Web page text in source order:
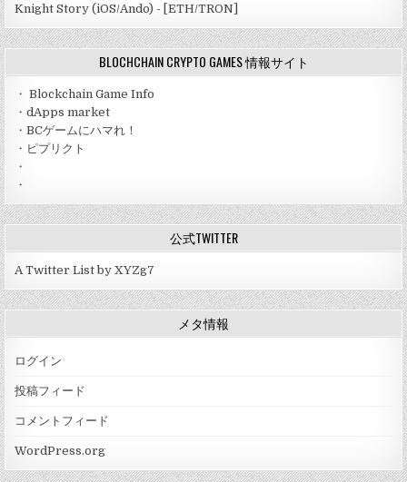
Knight Story (iOS/Ando) - [ETH/TRON]
BLOCHCHAIN CRYPTO GAMES 情報サイト
・ Blockchain Game Info
・dApps market
・BCゲームにハマれ！
・ ピプリクト
・
・
公式TWITTER
A Twitter List by XYZg7
メタ情報
ログイン
投稿フィード
コメントフィード
WordPress.org